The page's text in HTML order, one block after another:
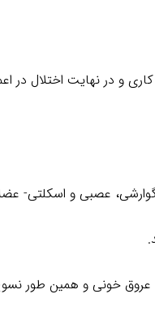
و در نهایت اختلال در
عصبی و اسکلتی-
و عروق خونی و همین طور